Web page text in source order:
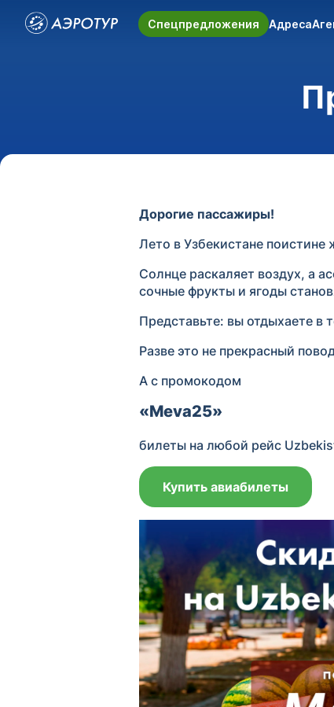
Спецпредложения Адреса
Дорогие пассажиры!
Лето в Узбекистане
Солнце раскаляет воздух, а
сочные фрукты и ягоды
Представьте: вы отдыхаете в
Разве это не прекрасный
А с промокодом
«Meva25»
билеты на любой рейс
Купить авиабилеты